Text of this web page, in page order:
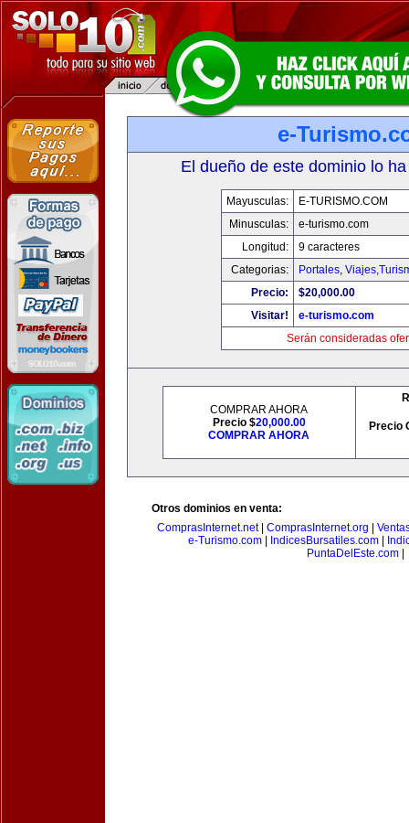
e-
El dueño de este dominio lo
Mayusculas:
E-TURISMO.COM
Minusculas:
e-turismo.com
Longitud:
9 caracteres
Categorias:
Portales,
Precio:
$20,000.00
Visitar!
e-turismo.com
Serán consideradas
COMPRAR AHORA
Precio $20,000.00
COMPRAR AHORA
Precio
Otros dominios en venta:
ComprasInternet.net| ComprasInternet.org
e-Turismo.com| IndicesBursatiles.com|
PuntaDelEste.com|